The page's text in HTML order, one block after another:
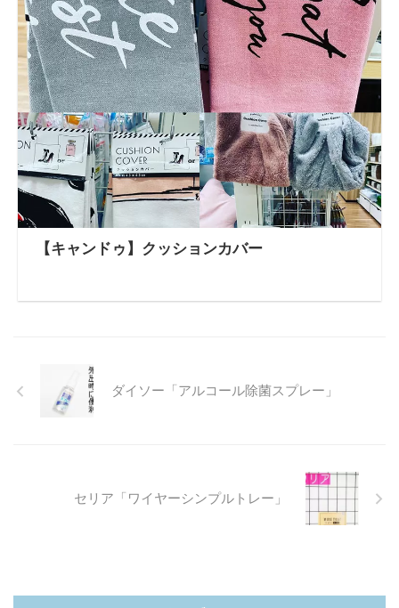
【キャンドゥ】クッションカバー
ダイソー「アルコール除菌スプレー」
セリア「ワイヤーシンプルトレー」